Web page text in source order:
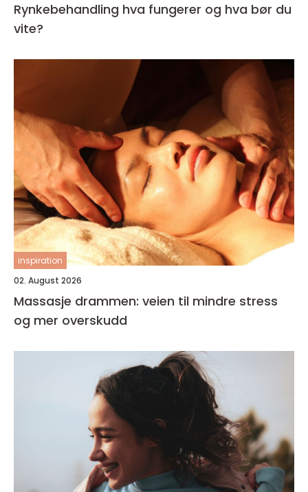
Rynkebehandling hva fungerer og hva bør du
vite?
inspiration
02. August 2026
Massasje drammen: veien til mindre stress
og mer overskudd